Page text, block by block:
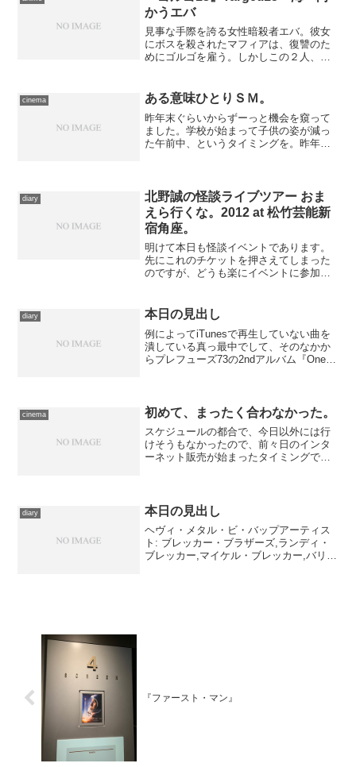
かうエバ
見事な手際を誇る女性暗殺者エバ。彼女
にボスを殺されたマフィアは、復讐のた
めにゴルゴを雇う。しかしこの２人、３
く、どこかに爆弾が仕掛けられている、
という話が広まって、船内...
cinema ある意味ひとりＳＭ。
昨年末ぐらいからずーっと機会を窺って
ました。学校が始まって子供の姿が減っ
た午前中、というタイミングを。昨年は
観客であるお子様のほうが...
diary
北野誠の怪談ライブツアー おま
えら行くな。2012 at 松竹芸能新
宿角座。
明けて本日も怪談イベントであります。
先にこれのチケットを押さえてしまった
のですが、どうも楽にイベントに参加す
品が幾つか封切られるものの、泣く泣く
後日送りに。 予め食事を...
diary 本日の見出し
例によってiTunesで再生していない曲を
潰している真っ最中でして、そのなかか
らプレフューズ73の2ndアルバム『One
cinema 初めて、まったく合わなかった。
スケジュールの都合で、今日以外には行
けそうもなかったので、前々日のインタ
ーネット販売が始まったタイミングでチ
る台風の影響も考えられた...
diary 本日の見出し
ヘヴィ・メタル・ビ・バップアーティス
ト: ブレッカー・ブラザーズ,ランディ・
ブレッカー,マイケル・ブレッカー,バリ
『ファースト・マン』